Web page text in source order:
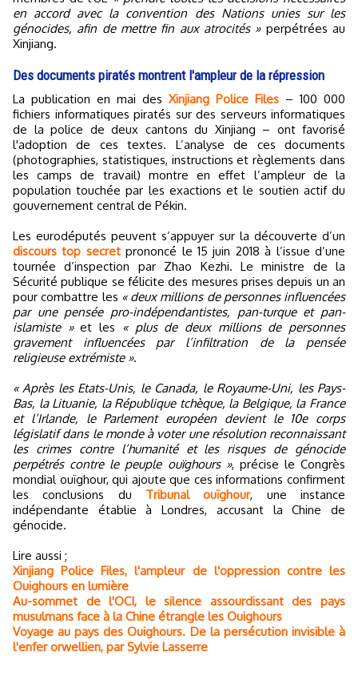
en accord avec la convention des Nations unies sur les
génocides, afin de mettre fin aux atrocités »perpétrées au
Xinjiang.
Des documents piratés montrent l'ampleur de la répression
La publication en mai des Xinjiang Police Files – 100 000
fichiers informatiques piratés sur des serveurs informatiques
de la police de deux cantons du Xinjiang – ont favorisé
l'adoption de ces textes. L’analyse de ces documents
(photographies, statistiques, instructions et règlements dans
les camps de travail) montre en effet l’ampleur de la
population touchée par les exactions et le soutien actif du
gouvernement central de Pékin.
Les eurodéputés peuvent s’appuyer sur la découverte d’un
discours top secretprononcé le 15 juin 2018 à l’issue d’une
tournée d’inspection par Zhao Kezhi. Le ministre de la
Sécurité publique se félicite des mesures prises depuis un an
pour combattre les « deux millions de personnes influencées
par une pensée pro-indépendantistes, pan-turque et pan-
islamiste »et les
« plus de deux millions de personnes
gravement influencées par l’infiltration de la pensée
religieuse extrémiste ».
« Après les Etats-Unis, le Canada, le Royaume-Uni, les Pays-
Bas, la Lituanie, la République tchèque, la Belgique, la France
et l’Irlande, le Parlement européen devient le 10e corps
législatif dans le monde à voter une résolution reconnaissant
les crimes contre l’humanité et les risques de génocide
perpétrés contre le peuple ouïghours », précise le Congrès
mondial ouïghour, qui ajoute que ces informations confirment
les conclusions du Tribunal ouïghour, une instance
indépendante établie à Londres, accusant la Chine de
génocide.
Lire aussi ;
Xinjiang Police Files, l'ampleur de l'oppression contre les
Ouighours en lumière
Au-sommet de l'OCI, le silence assourdissant des pays
musulmans face à la Chine étrangle les Ouighours
Voyage au pays des Ouighours. De la persécution invisible à
l'enfer orwellien, par Sylvie Lasserre